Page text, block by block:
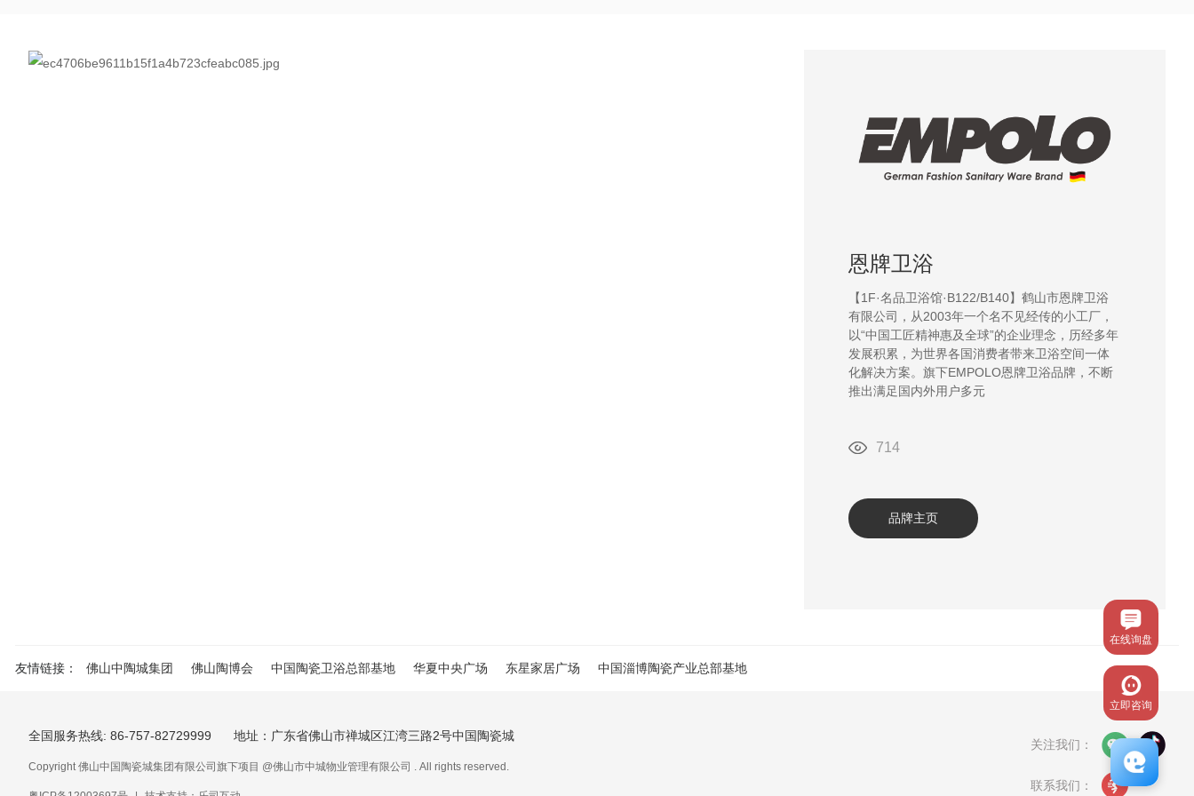
恩牌卫浴
【1F·名品卫浴馆·B122/B140】鹤山市恩牌卫浴
有限公司，从2003年一个名不见经传的小工厂，
以“中国工匠精神惠及全球”的企业理念，历经多年
发展积累，为世界各国消费者带来卫浴空间一体
化解决方案。旗下EMPOLO恩牌卫浴品牌，不断
推出满足国内外用户多元
714
品牌主页
友情链接： 佛山中陶城集团 佛山陶博会 中国陶瓷卫浴总部基地 华夏中央广场 东星家居广场 中国淄博陶瓷产业总部基地
全国服务热线: 86-757-82729999 地址：广东省佛山市禅城区江湾三路2号中国陶瓷城
Copyright 佛山中国陶瓷城集团有限公司旗下项目 @佛山市中城物业管理有限公司 . All rights reserved.
关注我们：
联系我们：
在线询盘
立即咨询